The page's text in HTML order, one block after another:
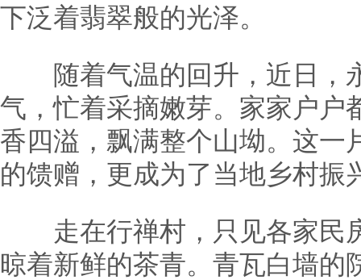
下泛着翡翠般的光泽。
随着气温的回升，近日，
气，忙着采摘嫩芽。家家户户
香四溢，飘满整个山坳。这一
的馈赠，更成为了当地乡村振
走在行禅村，只见各家民
晾着新鲜的茶青。青瓦白墙的